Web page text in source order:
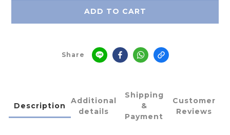
ADD TO CART
Share
Description
Additional
details
Shipping
&
Payment
Customer
Reviews